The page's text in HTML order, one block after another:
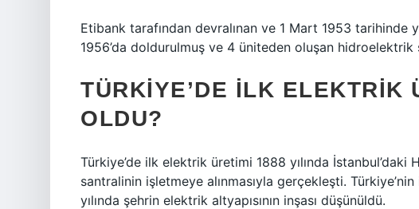
Etibank tarafından devralınan ve 1 Mart 1953 tarihinde
1956’da doldurulmuş ve 4 üniteden oluşan hidroelektrik
TÜRKIYE’DE ILK ELEKTRIK
OLDU?
Türkiye’de ilk elektrik üretimi 1888 yılında İstanbul’daki
santralinin işletmeye alınmasıyla gerçekleşti.
yılında şehrin elektrik altyapısının inşası düşünüldü.